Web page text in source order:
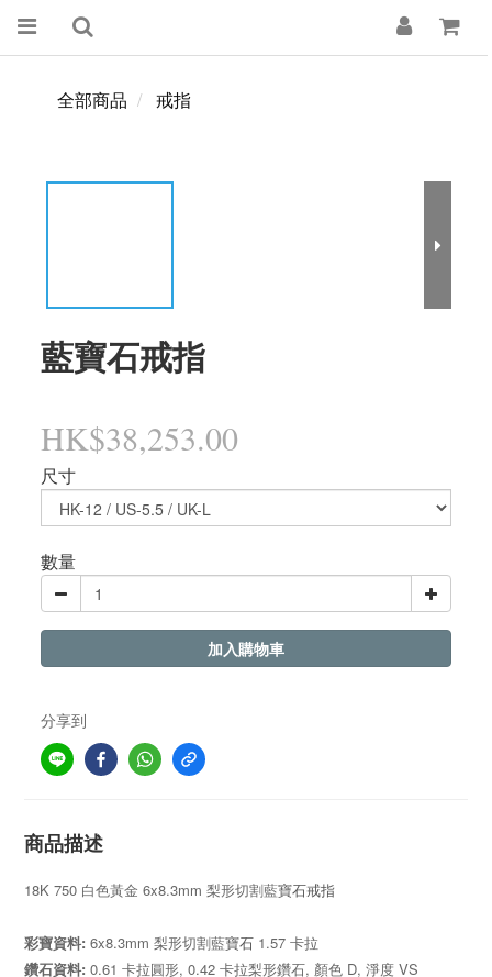
全部商品 戒指
藍寶石戒指
HK$38,253.00
尺寸
數量
加入購物車
分享到
商品描述
18K 750 白色黃金 6x8.3mm 梨形切割藍寶石戒指
彩寶資料: 6x8.3mm 梨形切割藍寶石 1.57 卡拉
鑽石資料: 0.61 卡拉圓形, 0.42 卡拉梨形鑽石, 顏色 D, 淨度 VS